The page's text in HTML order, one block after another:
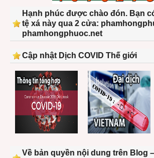
Hạnh phúc được chào đón. Bạn
tệ xá này qua 2 cửa:
phamhongphuoc.net
Cập nhật Dịch COVID Thế giới
Về bản quyền nội dung trên Blog